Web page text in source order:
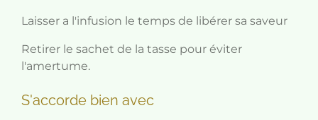
Laisser a l'infusion le temps de libérer sa saveur
Retirer le sachet de la tasse pour éviter
l'amertume.
S'accorde bien avec